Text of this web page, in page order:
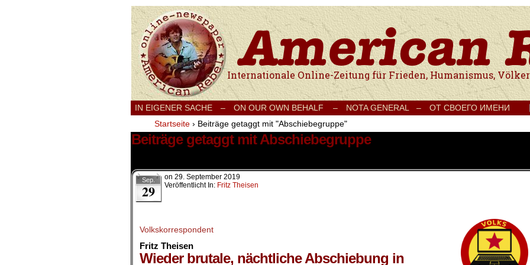
Internationale Onlinezeitung für Frieden, Humanismus, Völkerverständigung und
IN EIGENER SACHE – ON OUR OWN BEHALF – NOTA GENERAL – ОТ СВОЕГО ИМЕНИ
Startseite › Beiträge getaggt mit "Abschiebegruppe"
Beiträge getaggt mit Abschiebegruppe
Sep.
29
on 29. September 2019
Veröffentlicht In: Fritz Theisen
Volkskorrespondent
Fritz Theisen
Wieder brutale, nächtliche Abschiebung in